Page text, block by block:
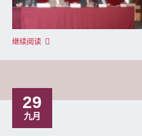
继续阅读
29
九月